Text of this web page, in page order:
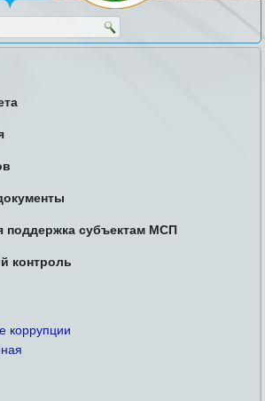
поддержка субъектам МСП
контроль
коррупции